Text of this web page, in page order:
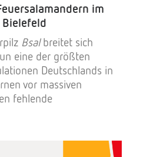
im
Bsalbreitet sich
eine der größten
Deutschlands in
vor massiven
fehlende